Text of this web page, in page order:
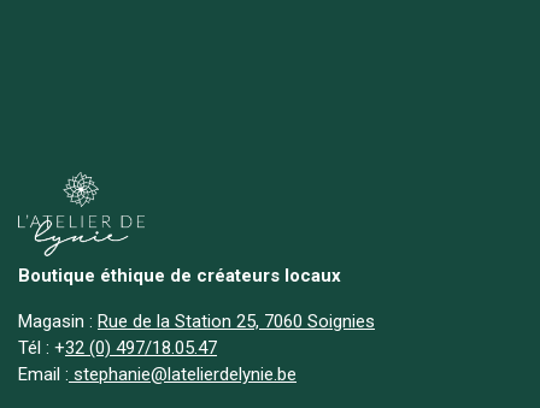
Boutique éthique de créateurs locaux
Magasin : Rue de la Station 25, 7060 Soignies
Tél : +32 (0) 497/18.05.47
Email : stephanie@latelierdelynie.be